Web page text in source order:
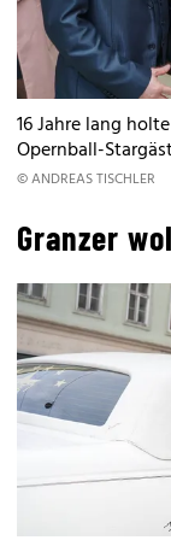
16 Jahre lang
Opernball-
© ANDREAS TISCHLER
Granzer